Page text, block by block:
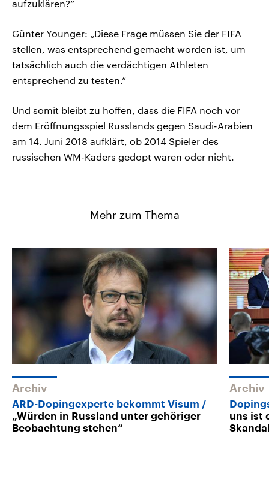
aufzuklären?“
Günter Younger: „Diese Frage müssen Sie der FIFA
stellen, was entsprechend gemacht worden ist, um
tatsächlich auch die verdächtigen Athleten
entsprechend zu testen.“
Und somit bleibt zu hoffen, dass die FIFA noch vor
dem Eröffnungsspiel Russlands gegen Saudi-Arabien
am 14. Juni 2018 aufklärt, ob 2014 Spieler des
russischen WM-Kaders gedopt waren oder nicht.
Mehr zum Thema
Archiv
ARD-Dopingexperte bekommt Visum
„Würden in Russland unter gehöriger
Beobachtung stehen“
Archiv
uns ist